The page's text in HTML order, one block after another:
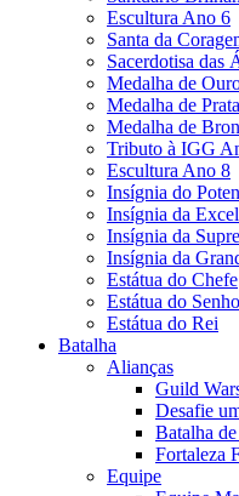
Escultura Ano 6
Santa da
Sacerdotisa das
Medalha de
Medalha de Prata
Medalha de
Tributo à IGG
Escultura Ano 8
Insígnia do
Insígnia da
Insígnia da
Insígnia da
Estátua do Chefe
Estátua do
Estátua do Rei
Batalha
Alianças
Guild
Desafie
Batalha
Fortaleza
Equipe